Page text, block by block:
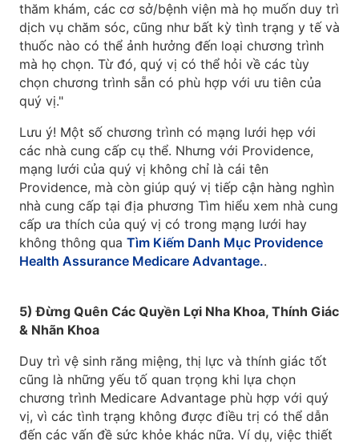
thăm khám, các cơ sở/bệnh viện mà họ muốn duy trì
dịch vụ chăm sóc, cũng như bất kỳ tình trạng y tế và
thuốc nào có thể ảnh hưởng đến loại chương trình
mà họ chọn. Từ đó, quý vị có thể hỏi về các tùy
chọn chương trình sẵn có phù hợp với ưu tiên của
quý vị."
Lưu ý! Một số chương trình có mạng lưới hẹp với
các nhà cung cấp cụ thể. Nhưng với Providence,
mạng lưới của quý vị không chỉ là cái tên
Providence, mà còn giúp quý vị tiếp cận hàng nghìn
nhà cung cấp tại địa phương Tìm hiểu xem nhà cung
cấp ưa thích của quý vị có trong mạng lưới hay
không thông qua Tìm Kiếm Danh Mục Providence
Health Assurance Medicare Advantage..
5) Đừng Quên Các Quyền Lợi Nha Khoa, Thính Giác
& Nhãn Khoa
Duy trì vệ sinh răng miệng, thị lực và thính giác tốt
cũng là những yếu tố quan trọng khi lựa chọn
chương trình Medicare Advantage phù hợp với quý
vị, vì các tình trạng không được điều trị có thể dẫn
đến các vấn đề sức khỏe khác nữa. Ví dụ, việc thiết